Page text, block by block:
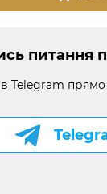
питання
Telegram прямо